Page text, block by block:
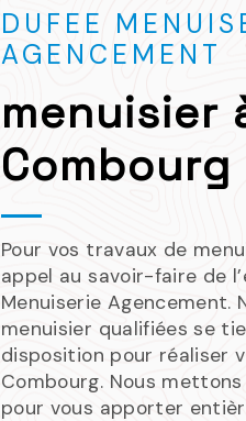
DUFEE
AGENCEMENT
menuisier
Combourg
Pour vos travaux de
appel au savoir-faire de
Menuiserie Agencement.
menuisier qualifiées se
disposition pour réaliser
Combourg. Nous
pour vous apporter